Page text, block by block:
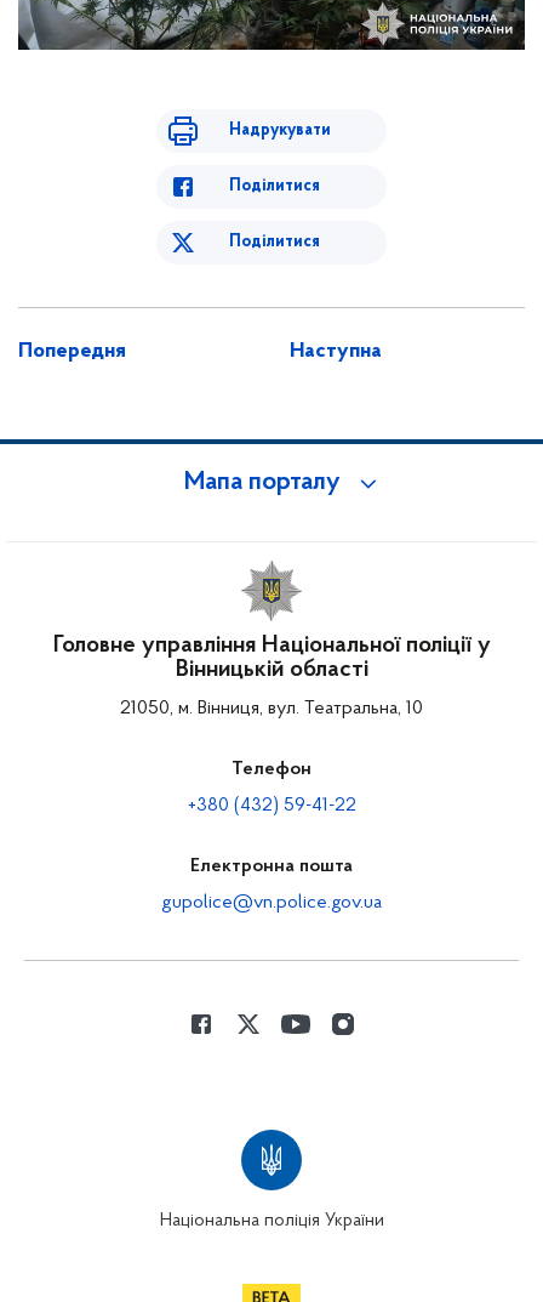
Надрукувати
Поділитися
Поділитися
Попередня Наступна
Мапа порталу
Головне управління Національної поліції у
Вінницькій області
21050, м. Вінниця, вул. Театральна, 10
Телефон
+380 (432) 59-41-22
Електронна пошта
gupolice@vn.police.gov.ua
Національна поліція України